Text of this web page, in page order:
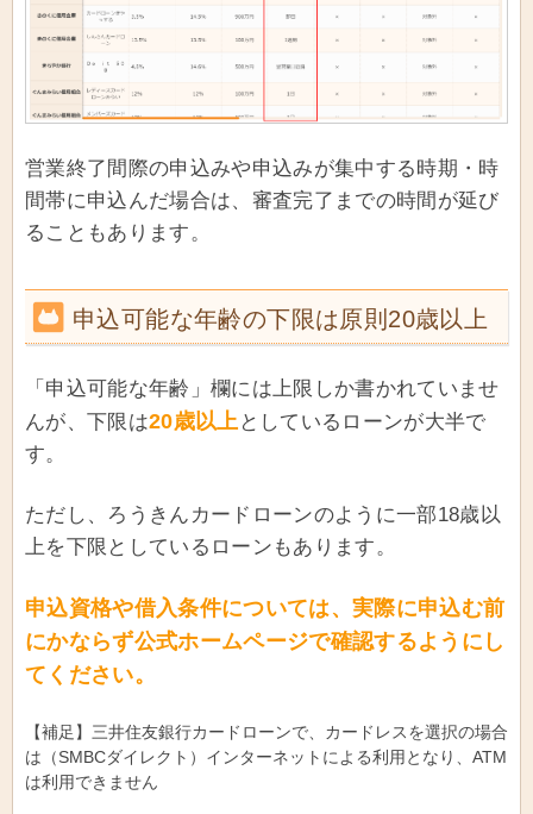
営業終了間際の申込みや申込みが集中する時期・時
間帯に申込んだ場合は、審査完了までの時間が延び
ることもあります。
申込可能な年齢の下限は原則20歳以上
「申込可能な年齢」欄には上限しか書かれていませ
んが、下限は20歳以上 としているローンが大半で
す。
ただし、ろうきんカードローンのように一部18歳以
上を下限としているローンもあります。
申込資格や借入条件については、実際に申込む前
にかならず公式ホームページで確認するようにし
てください。
【補足】三井住友銀行カードローンで、カードレスを選択の場合
は（SMBCダイレクト）インターネットによる利用となり、ATM
は利用できません